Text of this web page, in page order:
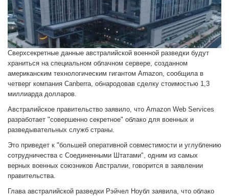
Сверхсекретные данные австралийской военной разведки будут
храниться на специальном облачном сервере, созданном
американским технологическим гигантом Amazon, сообщила в
четверг компания Canberra, обнародовав сделку стоимостью 1,3
миллиарда долларов.
Австралийское правительство заявило, что Amazon Web Services
разработает "совершенно секретное" облако для военных и
разведывательных служб страны.
Это приведет к "большей оперативной совместимости и углублению
сотрудничества с Соединенными Штатами", одним из самых
верных военных союзников Австралии, говорится в заявлении
правительства.
Глава австралийской разведки Рэйчел Ноубл заявила, что облако